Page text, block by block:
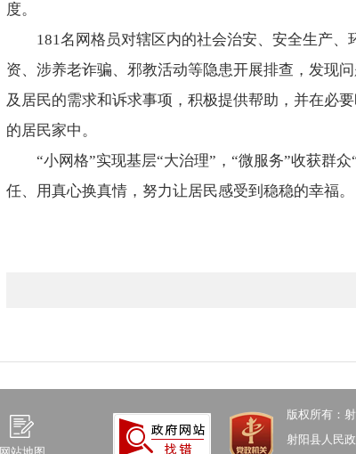
度。
181名网格员对辖区内的社会治安、安全生产、
资、涉养老诈骗、邪教活动等隐患开展排查，发现
及居民的需求和诉求事项，积极提供帮助，并在必
的居民家中。
“小网格”实现基层“大治理”，“微服务”收获群众
任、用真心换真情，努力让居民感受到稳稳的幸福。
版权所有：
射阳县人民